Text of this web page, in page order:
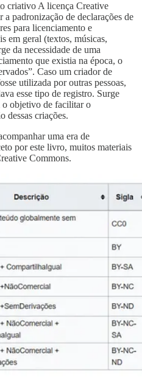
criativo A licença Creative
padronização de declarações de
para licenciamento e
em geral (textos, músicas,
da necessidade de uma
que existia na época, o
Caso um criador de
utilizada por outras pessoas,
esse tipo de registro. Surge
o objetivo de facilitar o
dessas criações.
uma era de
por este livro, muitos materiais
Commons.